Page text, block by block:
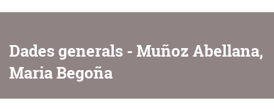
Dades generals - Muñoz Abellana,
Maria Begoña